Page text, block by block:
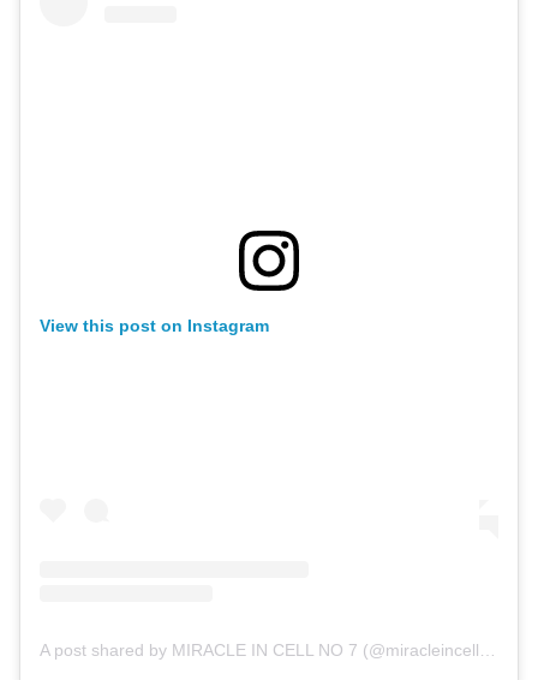
View this post on Instagram
A post shared by MIRACLE IN CELL NO 7 (@miracleincellno7film)